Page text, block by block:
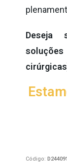
Deseja
Código: